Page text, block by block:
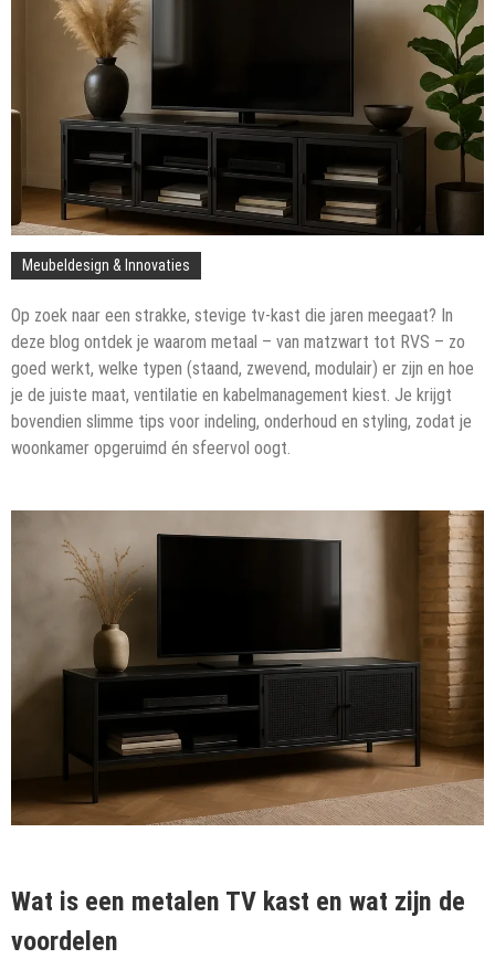
Meubeldesign & Innovaties
Op zoek naar een strakke, stevige tv-kast die jaren meegaat? In
deze blog ontdek je waarom metaal – van matzwart tot RVS – zo
goed werkt, welke typen (staand, zwevend, modulair) er zijn en hoe
je de juiste maat, ventilatie en kabelmanagement kiest. Je krijgt
bovendien slimme tips voor indeling, onderhoud en styling, zodat je
woonkamer opgeruimd én sfeervol oogt.
Wat is een metalen TV kast en wat zijn de
voordelen